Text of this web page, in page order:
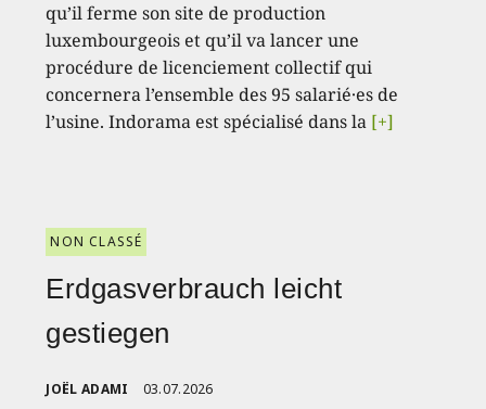
qu’il ferme son site de production
luxembourgeois et qu’il va lancer une
procédure de licenciement collectif qui
concernera l’ensemble des 95 salarié·es de
l’usine. Indorama est spécialisé dans la [+]
NON CLASSÉ
Erdgasverbrauch leicht
gestiegen
JOËL ADAMI 03.07.2026